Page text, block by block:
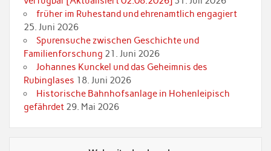
früher im Ruhestand und ehrenamtlich engagiert
25. Juni 2026
Spurensuche zwischen Geschichte und
Familienforschung 21. Juni 2026
Johannes Kunckel und das Geheimnis des
Rubinglases 18. Juni 2026
Historische Bahnhofsanlage in Hohenleipisch
gefährdet 29. Mai 2026